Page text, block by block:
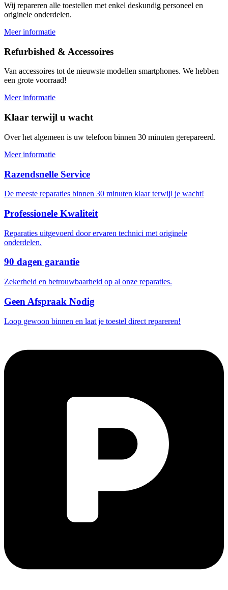
Wij repareren alle toestellen met enkel deskundig personeel en
originele onderdelen.
Meer informatie
Refurbished & Accessoires
Van accessoires tot de nieuwste modellen smartphones. We hebben
een grote voorraad!
Meer informatie
Klaar terwijl u wacht
Over het algemeen is uw telefoon binnen 30 minuten gerepareerd.
Meer informatie
Razendsnelle Service
De meeste reparaties binnen 30 minuten klaar terwijl je wacht!
Professionele Kwaliteit
Reparaties uitgevoerd door ervaren technici met originele
onderdelen.
90 dagen garantie
Zekerheid en betrouwbaarheid op al onze reparaties.
Geen Afspraak Nodig
Loop gewoon binnen en laat je toestel direct repareren!